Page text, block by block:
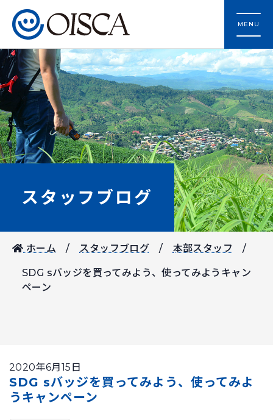
MENU
スタッフブログ
ホーム スタッフブログ 本部スタッフ
SDG sバッジを買ってみよう、使ってみようキャン
ペーン
2020年6月15日
SDG sバッジを買ってみよう、使ってみよ
うキャンペーン